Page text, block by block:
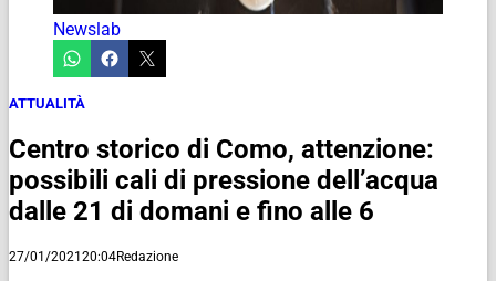
Newslab
ATTUALITÀ
Centro storico di Como, attenzione:
possibili cali di pressione dell’acqua
dalle 21 di domani e fino alle 6
27/01/202120:04Redazione